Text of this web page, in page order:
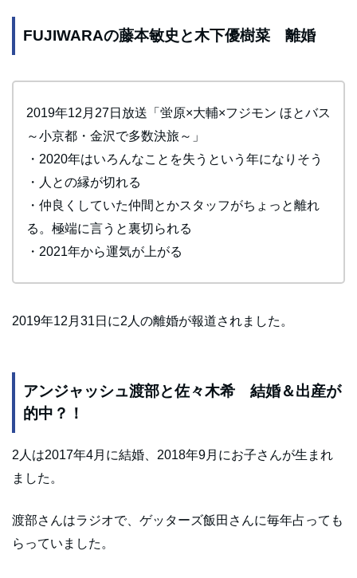
FUJIWARAの藤本敏史と木下優樹菜 離婚
2019年12月27日放送「蛍原×大輔×フジモン ほとバス
～小京都・金沢で多数決旅～」
・2020年はいろんなことを失うという年になりそう
・人との縁が切れる
・仲良くしていた仲間とかスタッフがちょっと離れ
る。極端に言うと裏切られる
・2021年から運気が上がる
2019年12月31日に2人の離婚が報道されました。
アンジャッシュ渡部と佐々木希 結婚＆出産が
的中？！
2人は2017年4月に結婚、2018年9月にお子さんが生まれ
ました。
渡部さんはラジオで、ゲッターズ飯田さんに毎年占っても
らっていました。